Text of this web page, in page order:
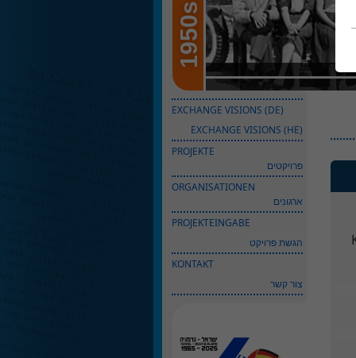
1950s
EXCHANGE VISIONS (DE)
EXCHANGE VISIONS (HE)
PROJEKTE
פרויקטים
ORGANISATIONEN
ארגונים
PROJEKTEINGABE
הגשת פרויקט
KONTAKT
צור קשר